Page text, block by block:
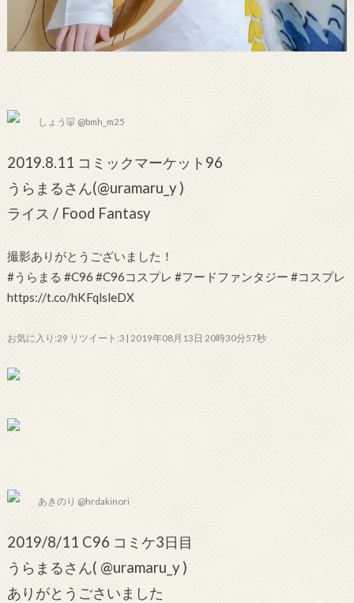
しょう🐷 @bmh_m25
2019.8.11 コミックマーケット96
うらまるさん(@uramaru_y )
ライス / Food Fantasy
撮影ありがとうございました！
#うらまる #C96 #C96コスプレ #フードファンタジー #コスプレ
https://t.co/hKFqlsleDX
お気に入り:29 リツイート:3 | 2019年08月13日 20時30分57秒
あきのり @hrdakinori
2019/8/11 C96 コミケ3日目
うらまるさん( @uramaru_y )
ありがとうごさいました